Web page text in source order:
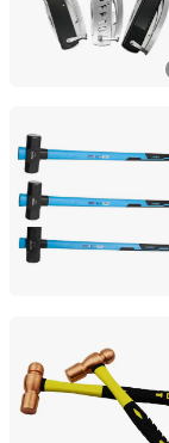
EBIC Tools Co., Ltd.
Jiangsu,
Cangzhou Dean
Co., Ltd.
Hebei, China